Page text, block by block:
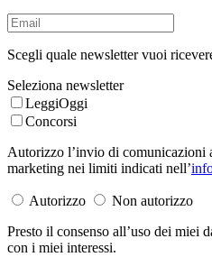
Scegli quale newsletter vuoi
Seleziona newsletter
LeggiOggi
Concorsi
Autorizzo l’invio di comunicazioni
marketing nei limiti indicati nell’
Autorizzo
Non autorizzo
Presto il consenso all’uso dei miei
con i miei interessi.